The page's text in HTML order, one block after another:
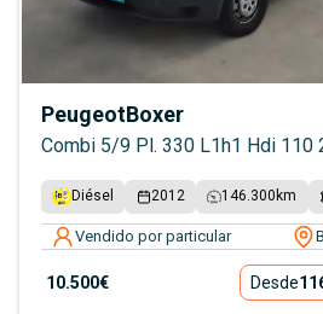
PeugeotBoxer
Combi 5/9 Pl. 330 L1h1 Hdi 110
Diésel 2012 146.300 km
Vendido por particular
10.500€ Desde